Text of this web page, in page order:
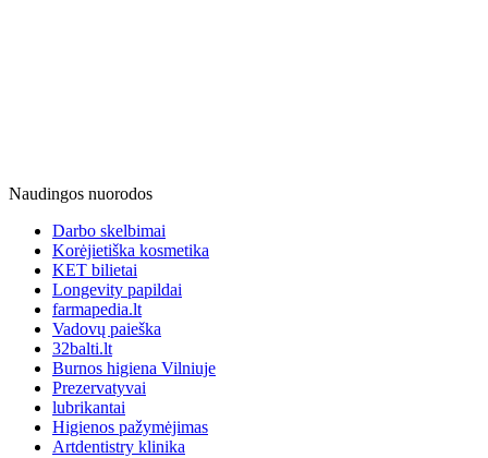
Naudingos nuorodos
Darbo skelbimai
Korėjietiška kosmetika
KET bilietai
Longevity papildai
farmapedia.lt
Vadovų paieška
32balti.lt
Burnos higiena Vilniuje
Prezervatyvai
lubrikantai
Higienos pažymėjimas
Artdentistry klinika